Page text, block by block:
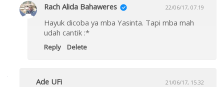
Rach Alida Bahaweres 22/06/17, 07.19
Hayuk dicoba ya mba Yasinta. Tapi mba mah
udah cantik :*
Reply Delete
Ade UFi 21/06/17, 15.32